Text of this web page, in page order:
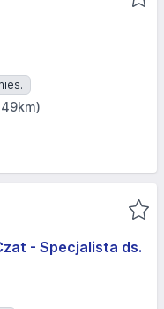
- Specjalista ds.